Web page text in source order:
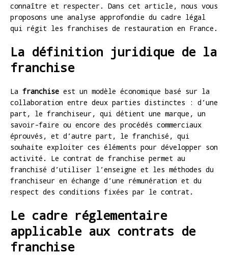
connaître et respecter. Dans cet article, nous vous
proposons une analyse approfondie du cadre légal
qui régit les franchises de restauration en France.
La définition juridique de la
franchise
La franchise est un modèle économique basé sur la
collaboration entre deux parties distinctes : d’une
part, le franchiseur, qui détient une marque, un
savoir-faire ou encore des procédés commerciaux
éprouvés, et d’autre part, le franchisé, qui
souhaite exploiter ces éléments pour développer son
activité. Le contrat de franchise permet au
franchisé d’utiliser l’enseigne et les méthodes du
franchiseur en échange d’une rémunération et du
respect des conditions fixées par le contrat.
Le cadre réglementaire
applicable aux contrats de
franchise